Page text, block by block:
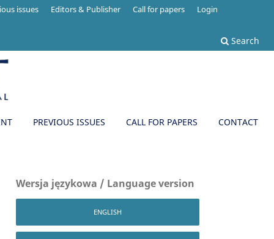
Search
PREVIOUS ISSUES CALL FOR PAPERS CONTACT
issues Editors & Publisher Call for papers Login
Wersja językowa / Language version
ENGLISH